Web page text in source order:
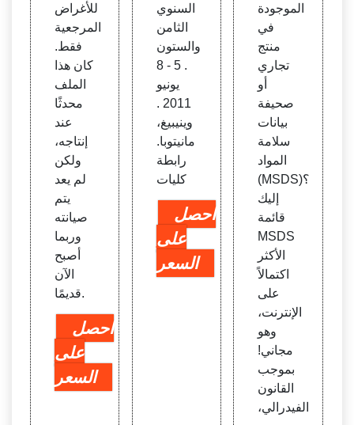
للأغراض
المرجعية
فقط.
كان هذا
الملف
محدثًا
عند
إنتاجه،
ولكن
لم يعد
يتم
صيانته
وربما
أصبح
الآن
قديمًا.
احصل
على
السعر
السنوي
الثامن
والستون
. 5 - 8
يونيو
2011 .
وينيبيغ،
مانيتوبا.
رابطة
كليات
احصل
على
السعر
الموجودة
في
منتج
تجاري
أو
صحيفة
بيانات
سلامة
المواد
(MSDS)؟
إليك
قائمة
MSDS
الأكثر
اكتمالاً
على
الإنترنت،
وهو
مجاني!
بموجب
القانون
الفيدرالي،